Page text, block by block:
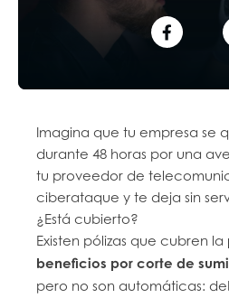
Imagina que tu empresa se
durante 48 horas por una
tu proveedor de
ciberataque y te deja sin
¿Está cubierto?
Existen pólizas que cubren la
beneficios por corte de
pero no son automáticas: